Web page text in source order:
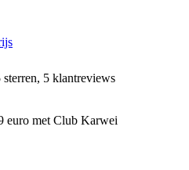
5 klantreviews
euro met Club Karwei